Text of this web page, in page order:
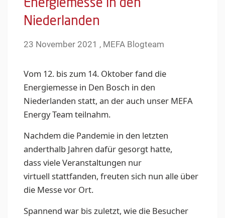
Energiemesse in den
Niederlanden
23 November 2021 , MEFA Blogteam
Vom 12. bis zum 14. Oktober fand die
Energiemesse in Den Bosch in den
Niederlanden statt, an der auch unser MEFA
Energy Team teilnahm.
Nachdem die Pandemie in den letzten
anderthalb Jahren dafür gesorgt hatte,
dass viele Veranstaltungen nur
virtuell stattfanden, freuten sich nun alle über
die Messe vor Ort.
Spannend war bis zuletzt, wie die Besucher